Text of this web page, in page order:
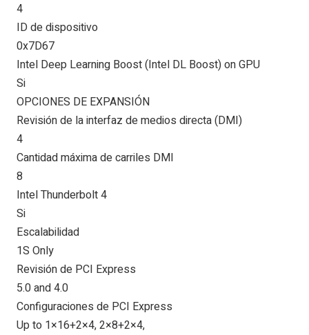
4
ID de dispositivo
0x7D67
Intel Deep Learning Boost (Intel DL Boost) on GPU
Si
OPCIONES DE EXPANSIÓN
Revisión de la interfaz de medios directa (DMI)
4
Cantidad máxima de carriles DMI
8
Intel Thunderbolt 4
Si
Escalabilidad
1S Only
Revisión de PCI Express
5.0 and 4.0
Configuraciones de PCI Express
Up to 1×16+2×4, 2×8+2×4,